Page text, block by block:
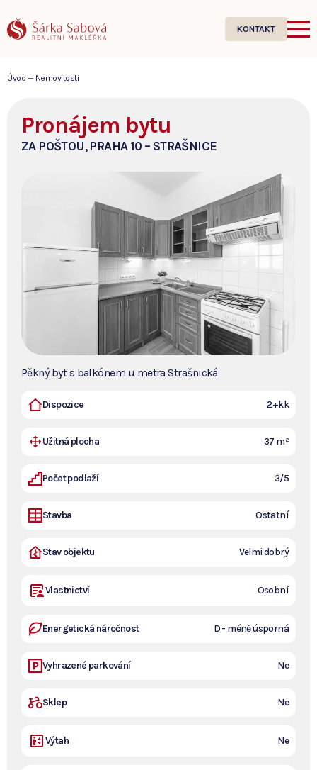
KONTAKT
Úvod — Nemovitosti
Pronájem bytu
ZA POŠTOU, PRAHA 10 – STRAŠNICE
Pěkný byt s balkónem u metra Strašnická
Dispozice 2+kk
Užitná plocha 37 m²
Počet podlaží 3/5
Stavba Ostatní
Stav objektu Velmi dobrý
Vlastnictví Osobní
Energetická náročnost D - méně úsporná
Vyhrazené parkování Ne
Sklep Ne
Výtah Ne